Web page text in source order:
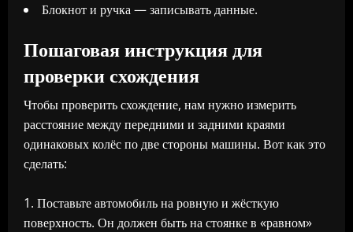
Блокнот и ручка — записывать данные.
Пошаговая инструкция для
проверки схождения
Чтобы проверить схождение, нам нужно измерить
расстояние между передними и задними краями
одинаковых колёс по две стороны машины. Вот как это
сделать:
Поставьте автомобиль на ровную и жёсткую
поверхность. Он должен быть на стоянке в «равном»